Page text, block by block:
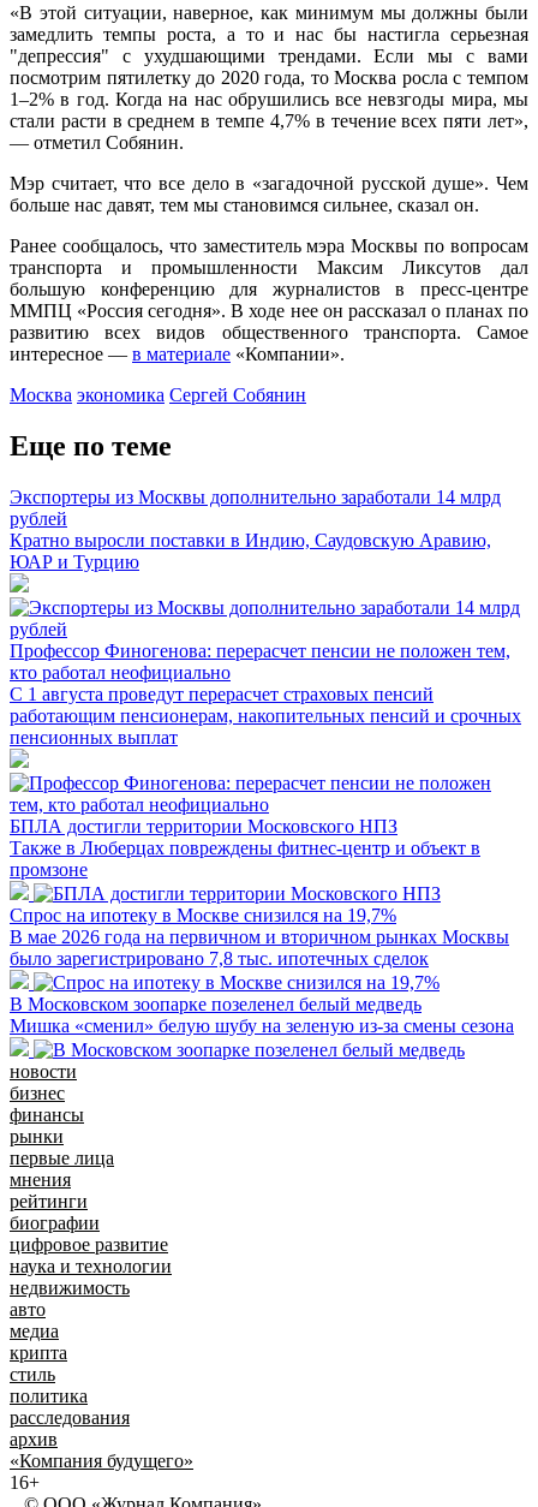
«В этой ситуации, наверное, как минимум мы должны были
замедлить темпы роста, а то и нас бы настигла серьезная
"депрессия" с ухудшающими трендами. Если мы с вами
посмотрим пятилетку до 2020 года, то Москва росла с темпом
1–2% в год. Когда на нас обрушились все невзгоды мира, мы
стали расти в среднем в темпе 4,7% в течение всех пяти лет»,
— отметил Собянин.
Мэр считает, что все дело в «загадочной русской душе». Чем
больше нас давят, тем мы становимся сильнее, сказал он.
Ранее сообщалось, что заместитель мэра Москвы по вопросам
транспорта и промышленности Максим Ликсутов дал
большую конференцию для журналистов в пресс-центре
ММПЦ «Россия сегодня». В ходе нее он рассказал о планах по
развитию всех видов общественного транспорта. Самое
интересное — в материале «Компании».
Москва экономика Сергей Собянин
Еще по теме
Экспортеры из Москвы дополнительно заработали 14 млрд
рублей
Кратно выросли поставки в Индию, Саудовскую Аравию,
ЮАР и Турцию
Профессор Финогенова: перерасчет пенсии не положен тем,
кто работал неофициально
С 1 августа проведут перерасчет страховых пенсий
работающим пенсионерам, накопительных пенсий и срочных
пенсионных выплат
БПЛА достигли территории Московского НПЗ
Также в Люберцах повреждены фитнес-центр и объект в
промзоне
Спрос на ипотеку в Москве снизился на 19,7%
В мае 2026 года на первичном и вторичном рынках Москвы
было зарегистрировано 7,8 тыс. ипотечных сделок
В Московском зоопарке позеленел белый медведь
Мишка «сменил» белую шубу на зеленую из-за смены сезона
новости
бизнес
финансы
рынки
первые лица
мнения
рейтинги
биографии
цифровое развитие
наука и технологии
недвижимость
авто
медиа
крипта
стиль
политика
расследования
архив
«Компания будущего»
16+